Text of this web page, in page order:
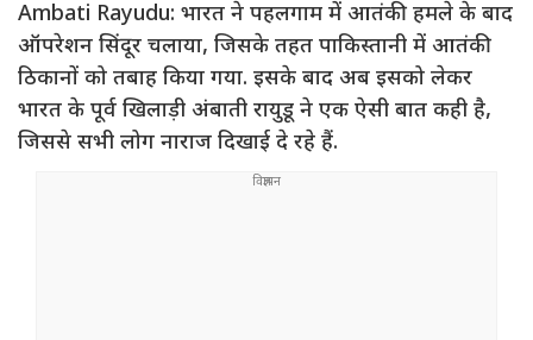
Ambati Rayudu: भारत ने पहलगाम में आतंकी हमले के बाद
ऑपरेशन सिंदूर चलाया, जिसके तहत पाकिस्तानी में आतंकी
ठिकानों को तबाह किया गया. इसके बाद अब इसको लेकर
भारत के पूर्व खिलाड़ी अंबाती रायुडू ने एक ऐसी बात कही है,
जिससे सभी लोग नाराज दिखाई दे रहे हैं.